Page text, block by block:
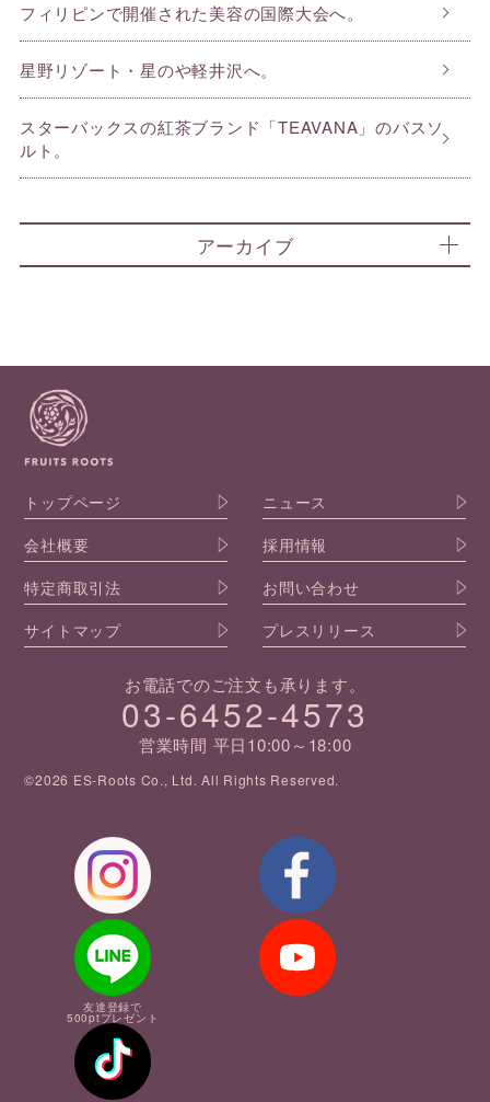
フィリピンで開催された美容の国際大会へ。
星野リゾート・星のや軽井沢へ。
スターバックスの紅茶ブランド「TEAVANA」のバスソ
ルト。
アーカイブ
トップページ
ニュース
会社概要
採用情報
特定商取引法
お問い合わせ
サイトマップ
プレスリリース
お電話でのご注文も承ります。
03-6452-4573
営業時間 平日10:00～18:00
©2026 ES-Roots Co., Ltd. All Rights Reserved.
友達登録で
500ptプレゼント